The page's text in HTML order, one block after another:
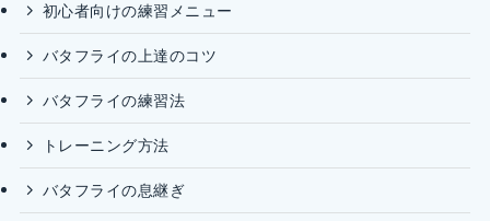
初心者向けの練習メニュー
バタフライの上達のコツ
バタフライの練習法
トレーニング方法
バタフライの息継ぎ